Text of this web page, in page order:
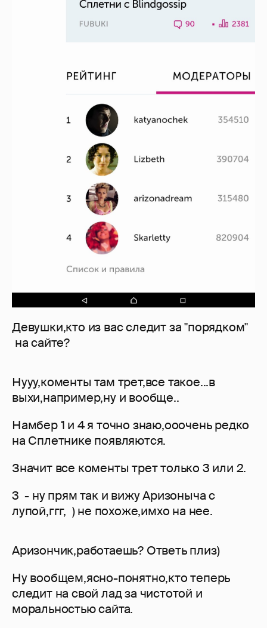
Девушки,кто из вас следит за "порядком"
на сайте?
Нууу,коменты там трет,все такое...в
выхи,например,ну и вообще..
Намбер 1 и 4 я точно знаю,ооочень редко
на Сплетнике появляются.
Значит все коменты трет только 3 или 2.
3 - ну прям так и вижу Аризоныча с
лупой,ггг, ) не похоже,имхо на нее.
Аризончик,работаешь? Ответь плиз)
Ну вообщем,ясно-понятно,кто теперь
следит на свой лад за чистотой и
моральностью сайта.